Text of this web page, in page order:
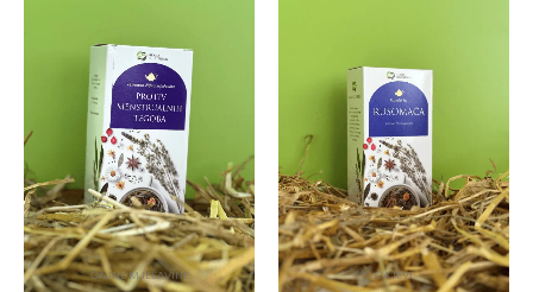
ČAJNE MJEŠAVINE ČAJEVI